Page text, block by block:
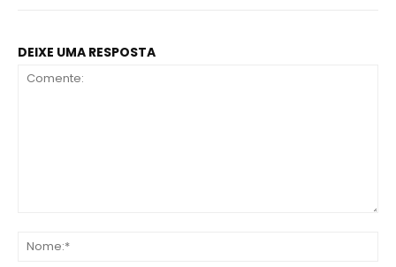
DEIXE UMA RESPOSTA